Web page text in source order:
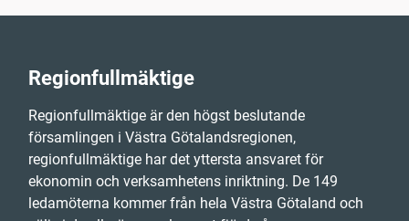
Regionfullmäktige
Regionfullmäktige är den högst beslutande
församlingen i Västra Götalandsregionen,
regionfullmäktige har det yttersta ansvaret för
ekonomin och verksamhetens inriktning. De 149
ledamöterna kommer från hela Västra Götaland och